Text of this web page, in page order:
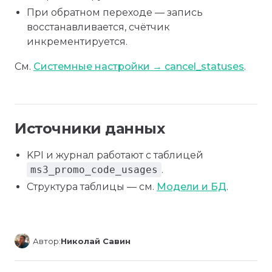
При обратном переходе — запись
восстанавливается, счётчик
инкрементируется.
См. Системные настройки → cancel_statuses.
Источники данных
KPI и журнал работают с таблицей
ms3_promo_code_usages .
Структура таблицы — см. Модели и БД.
Автор:Николай Савин